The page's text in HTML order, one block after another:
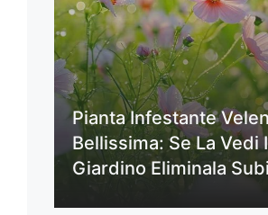
Pianta Infestante
Bellissima: Se La Vedi
Giardino Eliminala